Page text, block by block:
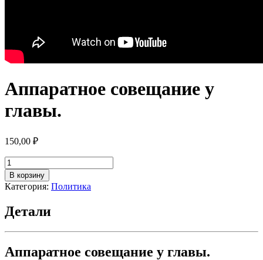
Аппаратное совещание у
главы.
150,00 ₽
Количество
товара
Аппаратное
совещание
главы.
В корзину
Категория: Политика
Детали
Аппаратное совещание у главы.